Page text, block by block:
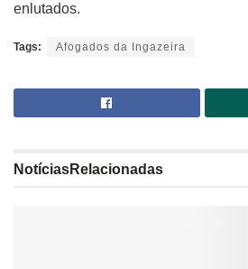
enlutados.
Tags: Afogados da Ingazeira
NotíciasRelacionadas